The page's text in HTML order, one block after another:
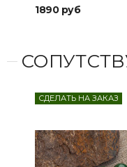
1890 руб
СДЕЛАТЬ НА ЗАКАЗ